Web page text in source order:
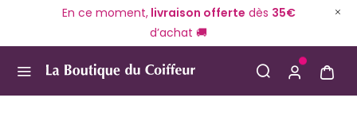
En ce moment,livraison offerte dès 35€
d’achat 🚚